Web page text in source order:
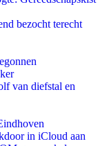
bezocht terecht
van diefstal en
in iCloud aan